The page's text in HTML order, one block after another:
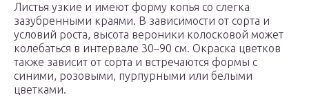
Листья узкие и имеют форму копья со слегка
зазубренными краями. В зависимости от сорта и
условий роста, высота вероники колосковой может
колебаться в интервале 30–90 см. Окраска цветков
также зависит от сорта и встречаются формы с
синими, розовыми, пурпурными или белыми
цветками.